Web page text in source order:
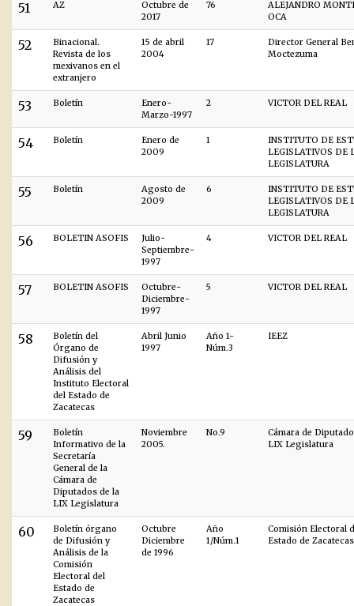
51 AZ
Octubre de
2017
76
ALEJANDRO
OCA
52
Binacional.
Revista de los
mexivanos en el
extranjero
15 de abril
2004
17
Director General
Moctezuma
53 Boletín
Enero-
Marzo-1997
2 VICTOR DEL REAL
54 Boletín
Enero de
2009
1
INSTITUTO DE
LEGISLATIVOS DE
LEGISLATURA
55 Boletín
Agosto de
2009
6
INSTITUTO DE
LEGISLATIVOS DE
LEGISLATURA
56 BOLETIN ASOFIS
Julio-
Septiembre-
1997
4 VICTOR DEL REAL
57 BOLETIN ASOFIS
Octubre-
Diciembre-
1997
5 VICTOR DEL REAL
58
Boletín del
Órgano de
Difusión y
Análisis del
Instituto Electoral
del Estado de
Zacatecas
Abril Junio
1997
Año 1-
Núm.3
IEEZ
59
Boletín
Informativo de la
Secretaría
General de la
Cámara de
Diputados de la
LIX Legislatura
Noviembre
2005.
No.9
Cámara de
LIX Legislatura
60
Boletín órgano
de Difusión y
Análisis de la
Comisión
Electoral del
Estado de
Zacatecas
Octubre
Diciembre
de 1996
Año
1/Núm.1
Comisión Electoral
Estado de Zacatecas